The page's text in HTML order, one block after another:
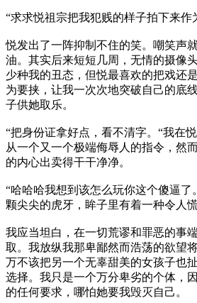
“求求悦祖宗把我犯贱的样子拍下来
悦发出了一阵抑制不住的笑。嘲笑声
油。其实后来短短几周，无情的摄像
少种我的丑态，但悦最喜欢的把戏还
为要挟，让我一次次地突破自己的底
子供她取乐。
“把身份证拿好点，看不清字。“我在
从一个又一个极端侮辱人的指令，然
的内心出卖得干干净净。
“哈哈哈我想到该怎么玩你这个傻逼了
颗尖尖的虎牙，眸子里有着一种令人
我应当坦白，在一切荒谬和罪恶的事
取。我放纵我那卑鄙然而浩荡的欲望
万不该把另一个无辜甜美的女孩子也
选择。我只是一个万分卑劣的个体，
的任何要求，哪怕她要我毁灭自己。